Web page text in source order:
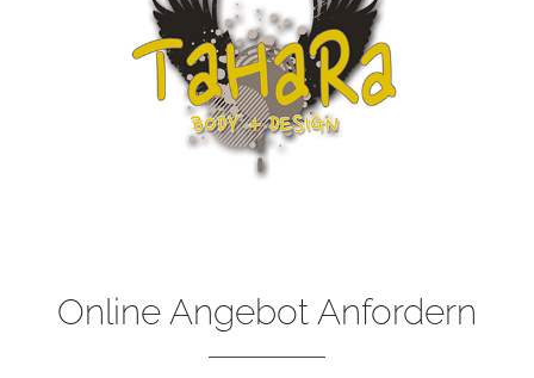
Online Angebot Anfordern